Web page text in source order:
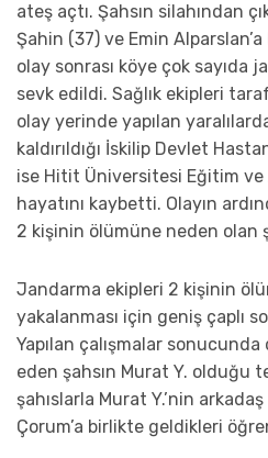
ateş açtı. Şahsın silahından
Şahin (37) ve Emin
olay sonrası köye çok sayıda
sevk edildi. Sağlık ekipleri
olay yerinde yapılan
kaldırıldığı İskilip Devlet
ise Hitit Üniversitesi Eğitim ve
hayatını kaybetti. Olayın
2 kişinin ölümüne neden olan
Jandarma ekipleri 2 kişinin
yakalanması için geniş çaplı
Yapılan çalışmalar
eden şahsın Murat Y. olduğu
şahıslarla Murat Y.’nin
Çorum’a birlikte geldikleri